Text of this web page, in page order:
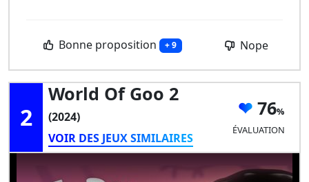
Bonne proposition + 9 Nope
2
World Of Goo 2
(2024)
VOIR DES JEUX SIMILAIRES
76
ÉVALUATION